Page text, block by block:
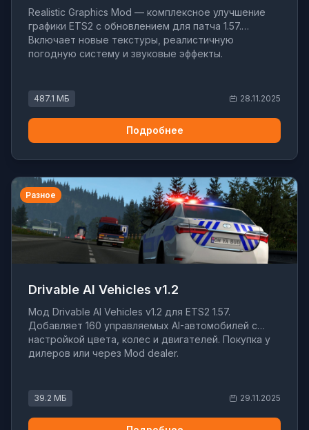
Realistic Graphics Mod — комплексное улучшение
графики ETS2 с обновлением для патча 1.57.
Включает новые текстуры, реалистичную
погодную систему и звуковые эффекты.
487.1 МБ 28.11.2025
Подробнее
Разное
Drivable AI Vehicles v1.2
Мод Drivable AI Vehicles v1.2 для ETS2 1.57.
Добавляет 160 управляемых AI-автомобилей с
настройкой цвета, колес и двигателей. Покупка у
дилеров или через Mod dealer.
39.2 МБ 29.11.2025